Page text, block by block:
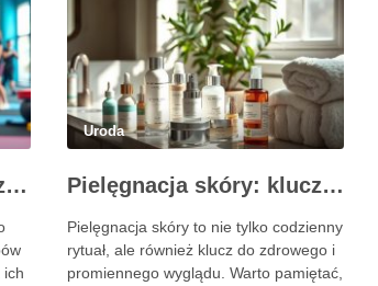
Ćwiczenia na pośladki ze sztangą – skuteczne metody i techniki treningowe
ich
Uroda
Pielęgnacja skóry: kluczowe informacje i skuteczne metody
Pielęgnacja skóry to nie tylko codzienny
rytuał, ale również klucz do zdrowego i
promiennego wyglądu. Warto pamiętać,